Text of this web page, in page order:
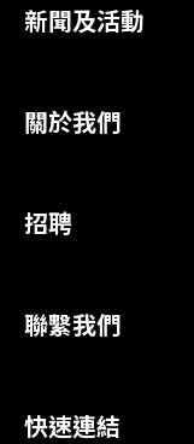
新聞及活動
關於我們
招聘
聯繫我們
快速連結